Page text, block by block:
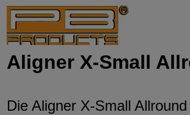
Aligner X-Small
Die Aligner X-Small